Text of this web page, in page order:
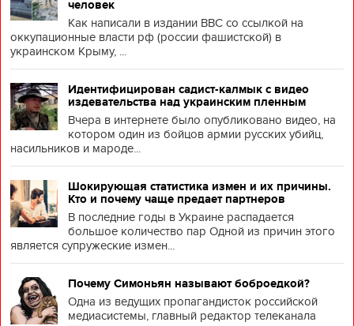
человек
Как написали в издании BBC со ссылкой на
оккупационные власти рф (россии фашистской) в
украинском Крыму, ...
Идентифицирован садист-калмык с видео
издевательства над украинским пленным
Вчера в интернете было опубликовано видео, на
котором один из бойцов армии русских убийц,
насильников и мароде...
Шокирующая статистика измен и их причины.
Кто и почему чаще предает партнеров
В последние годы в Украине распадается
большое количество пар Одной из причин этого
является супружеские измен...
Почему Симоньян называют боброедкой?
Одна из ведущих пропагандисток российской
медиасистемы, главный редактор телеканала